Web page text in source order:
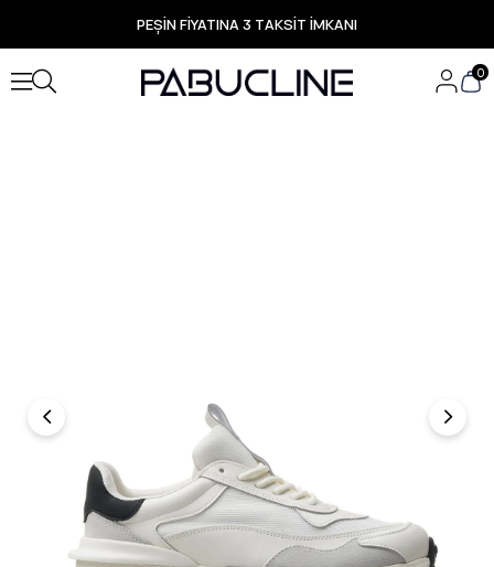
PEŞİN FİYATINA 3 TAKSİT İMKANI
TÜM ÜRÜNLERDE ÜCRETSİZ KARGO
Yeni Sezon Ürünlerde Özel Fırsatlar
Seçili Ürünlerde Hızlı Teslimat
0